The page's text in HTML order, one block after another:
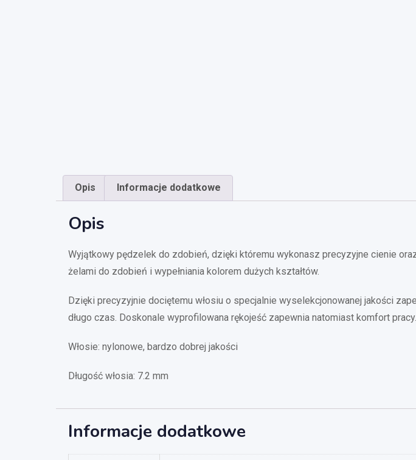
Opis Informacje dodatkowe
Opis
Wyjątkowy pędzelek do zdobień, dzięki któremu wykonasz precyzyjne cienie
żelami do zdobień i wypełniania kolorem dużych kształtów.
Dzięki precyzyjnie dociętemu włosiu o specjalnie wyselekcjonowanej jakości
długo czas. Doskonale wyprofilowana rękojeść zapewnia natomiast komfort pracy.
Włosie: nylonowe, bardzo dobrej jakości
Długość włosia: 7.2 mm
Informacje dodatkowe